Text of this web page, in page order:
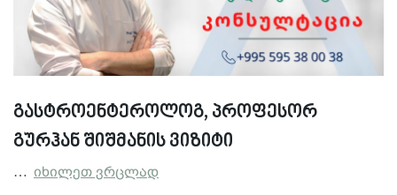
გასტროენტეროლოგ, პროფესორ
გურჰან შიშმანის ვიზიტი
… იხილეთ ვრცლად